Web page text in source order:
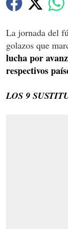
La jornada del
golazos que
lucha por
respectivos
LOS 9